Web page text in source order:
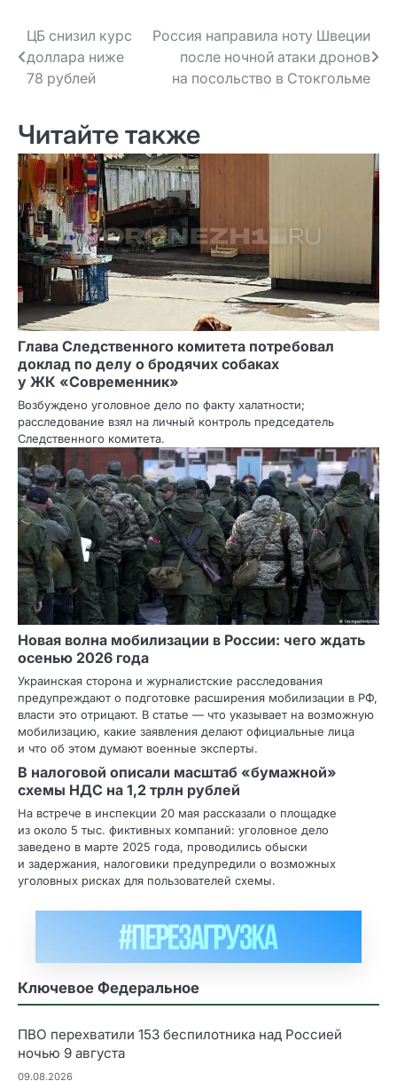
Навигация
по записям
ЦБ снизил курс
доллара ниже
78 рублей
Россия направила ноту Швеции
после ночной атаки дронов
на посольство в Стокгольме
Читайте также
Глава Следственного комитета потребовал
доклад по делу о бродячих собаках
у ЖК «Современник»
Возбуждено уголовное дело по факту халатности;
расследование взял на личный контроль председатель
Следственного комитета.
Новая волна мобилизации в России: чего ждать
осенью 2026 года
Украинская сторона и журналистские расследования
предупреждают о подготовке расширения мобилизации в РФ,
власти это отрицают. В статье — что указывает на возможную
мобилизацию, какие заявления делают официальные лица
и что об этом думают военные эксперты.
В налоговой описали масштаб «бумажной»
схемы НДС на 1,2 трлн рублей
На встрече в инспекции 20 мая рассказали о площадке
из около 5 тыс. фиктивных компаний: уголовное дело
заведено в марте 2025 года, проводились обыски
и задержания, налоговики предупредили о возможных
уголовных рисках для пользователей схемы.
Ключевое Федеральное
ПВО перехватили 153 беспилотника над Россией
ночью 9 августа
09.08.2026